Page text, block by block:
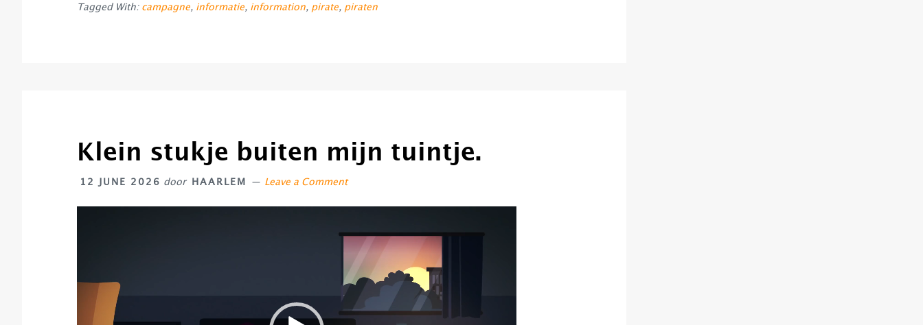
Tagged With: campagne, informatie, information, pirate, piraten
Klein stukje buiten mijn tuintje.
12 JUNE 2026 door HAARLEM Leave a Comment